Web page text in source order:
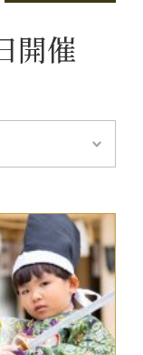
開催